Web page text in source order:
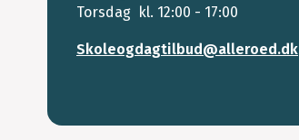
Torsdag kl. 12:00 - 17:00
Skoleogdagtilbud@alleroed.dk